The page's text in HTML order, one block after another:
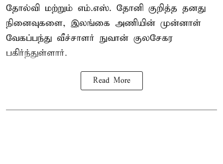
தோல்வி மற்றும் எம்.எஸ். தோனி குறித்த தனது
நினைவுகளை, இலங்கை அணியின் முன்னாள்
வேகப்பந்து வீச்சாளர் நுவான் குலசேகர
பகிர்ந்துள்ளார்.
Read More